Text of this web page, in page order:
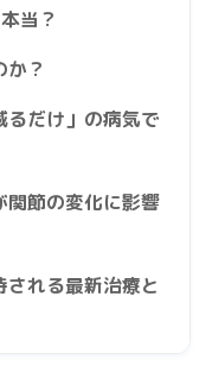
当？
？
るだけ」の病気で
関節の変化に影響
れる最新治療と